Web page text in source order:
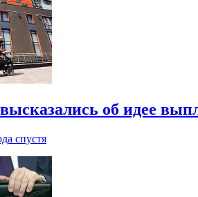
об идее
спустя